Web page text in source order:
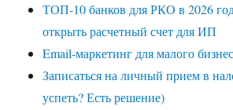
ТОП-10 банков для РКО в 2026
открыть расчетный счет для ИП
Email-маркетинг для малого
Записаться на личный прием в
успеть? Есть решение)